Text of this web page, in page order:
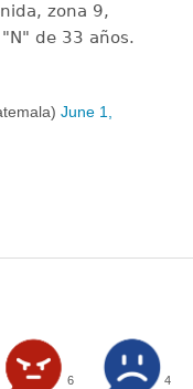
zona 9,
de 33 años.
June 1,
6 4